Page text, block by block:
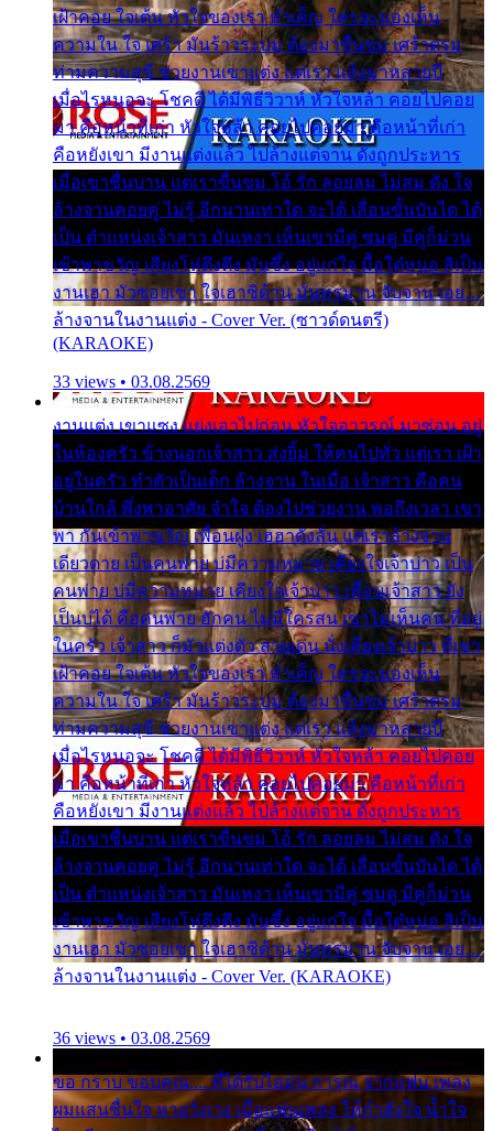
เฝ้าคอย ใจเต้น หัวใจของเรา ลำเค็ญ ใครจะมองเห็น
ความใน ใจ เศร้า มันร้าวระบม ต้องมาขื่นขม เศร้าตรม
ท่ามความสุขี ช่วยงานเขาแต่ง แต่เรา แล้งมาหลายปี
เมื่อไรหนอจะ โชคดี ได้มีพิธีวิวาห์ หัวใจหล้า คอยไปคอย
มา คือหน้าที่เก่า หัวใจหล้า คอยไปคอยมา คือหน้าที่เก่า
คือหยังเขา มีงานแต่งแล้ว ไปล้างแต่จาน ดั่งถูกประหาร
เมื่อเขาชื่นบาน แต่เราขื่นขม โอ้ รัก ลอยลม ไม่สม ดัง ใจ
ล้างจานคอยคู่ ไม่รู้ อีกนานเท่าใด จะได้ เลื่อนขั้นบันได ได้
เป็น ตำแหน่งเจ้าสาว มันเหงา เห็นเขามีคู่ ซมดู มีคู่ก็ม่วน
เข้าพาขวัญ เสียงโห่ตึงตึง มันซึ้ง อยู่แก่ใจ มื้อใด๋หนอ สิเป็น
งานเฮา มัวซอยเขา ใจเฮาซิด้าน มันทรมาน จับจาน เอย…
ล้างจานในงานแต่ง - Cover Ver. (ซาวด์ดนตรี)
(KARAOKE)
33 views • 03.08.2569
งานแต่ง เขาแซง แย่งเอาไปก่อน หัวใจอาวรณ์ มาซ่อน อยู่
ในห้องครัว ข้างนอกเจ้าสาว ส่งยิ้ม ให้คนไปทั่ว แต่เรา เฝ้า
อยู่ในครัว ทำตัวเป็นเด็ก ล้างจาน ในเมื่อ เจ้าสาว คือคน
บ้านใกล้ พึ่งพาอาศัย จำใจ ต้องไปช่วยงาน พอถึงเวลา เขา
พา กันเข้าพาขวัญ เพื่อนฝูง เฮฮาดังลั่น แต่เราล้างจาน
เดียวดาย เป็นคนพ่าย บ่มีความหมาย เคียงใจเจ้าบ่าว เป็น
คนพ่าย บ่มีความหมาย เคียงใจเจ้าบ่าว เพื่อนเจ้าสาว ยัง
เป็นบ่ได้ คือคนพ่าย ฮักคน ไม่มีใครสน เขาไม่เห็นคน ที่อยู่
ในครัว เจ้าสาว ก็มัวแต่งตัว สวยเด่น นั่งเคียงเจ้าบ่าว ที่เขา
เฝ้าคอย ใจเต้น หัวใจของเรา ลำเค็ญ ใครจะมองเห็น
ความใน ใจ เศร้า มันร้าวระบม ต้องมาขื่นขม เศร้าตรม
ท่ามความสุขี ช่วยงานเขาแต่ง แต่เรา แล้งมาหลายปี
เมื่อไรหนอจะ โชคดี ได้มีพิธีวิวาห์ หัวใจหล้า คอยไปคอย
มา คือหน้าที่เก่า หัวใจหล้า คอยไปคอยมา คือหน้าที่เก่า
คือหยังเขา มีงานแต่งแล้ว ไปล้างแต่จาน ดั่งถูกประหาร
เมื่อเขาชื่นบาน แต่เราขื่นขม โอ้ รัก ลอยลม ไม่สม ดัง ใจ
ล้างจานคอยคู่ ไม่รู้ อีกนานเท่าใด จะได้ เลื่อนขั้นบันได ได้
เป็น ตำแหน่งเจ้าสาว มันเหงา เห็นเขามีคู่ ซมดู มีคู่ก็ม่วน
เข้าพาขวัญ เสียงโห่ตึงตึง มันซึ้ง อยู่แก่ใจ มื้อใด๋หนอ สิเป็น
งานเฮา มัวซอยเขา ใจเฮาซิด้าน มันทรมาน จับจาน เอย…
ล้างจานในงานแต่ง - Cover Ver. (KARAOKE)
36 views • 03.08.2569
ขอ กราบ ขอบคุณ.... ที่ได้รับไออุ่น การุณ จากแฟน เพลง
ผมแสนชื่นใจ หายวังเวง เมื่อแฟนเพลง ให้กำลังใจ น้ำใจ